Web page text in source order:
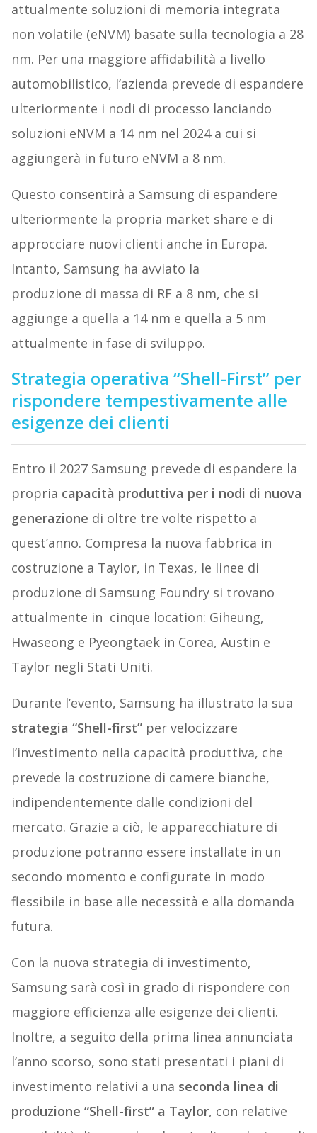
attualmente soluzioni di memoria integrata
non volatile (eNVM) basate sulla tecnologia a 28
nm. Per una maggiore affidabilità a livello
automobilistico, l’azienda prevede di espandere
ulteriormente i nodi di processo lanciando
soluzioni eNVM a 14 nm nel 2024 a cui si
aggiungerà in futuro eNVM a 8 nm.
Questo consentirà a Samsung di espandere
ulteriormente la propria market share e di
approcciare nuovi clienti anche in Europa.
Intanto, Samsung ha avviato la
produzione di massa di RF a 8 nm, che si
aggiunge a quella a 14 nm e quella a 5 nm
attualmente in fase di sviluppo.
Strategia operativa “Shell-First” per
rispondere tempestivamente alle
esigenze dei clienti
Entro il 2027 Samsung prevede di espandere la
propria capacità produttiva per i nodi di nuova
generazione di oltre tre volte rispetto a
quest’anno. Compresa la nuova fabbrica in
costruzione a Taylor, in Texas, le linee di
produzione di Samsung Foundry si trovano
attualmente in cinque location: Giheung,
Hwaseong e Pyeongtaek in Corea, Austin e
Taylor negli Stati Uniti.
Durante l’evento, Samsung ha illustrato la sua
strategia “Shell-first”per velocizzare
l’investimento nella capacità produttiva, che
prevede la costruzione di camere bianche,
indipendentemente dalle condizioni del
mercato. Grazie a ciò, le apparecchiature di
produzione potranno essere installate in un
secondo momento e configurate in modo
flessibile in base alle necessità e alla domanda
futura.
Con la nuova strategia di investimento,
Samsung sarà così in grado di rispondere con
maggiore efficienza alle esigenze dei clienti.
Inoltre, a seguito della prima linea annunciata
l’anno scorso, sono stati presentati i piani di
investimento relativi a una seconda linea di
produzione “Shell-first” a Taylor, con relative